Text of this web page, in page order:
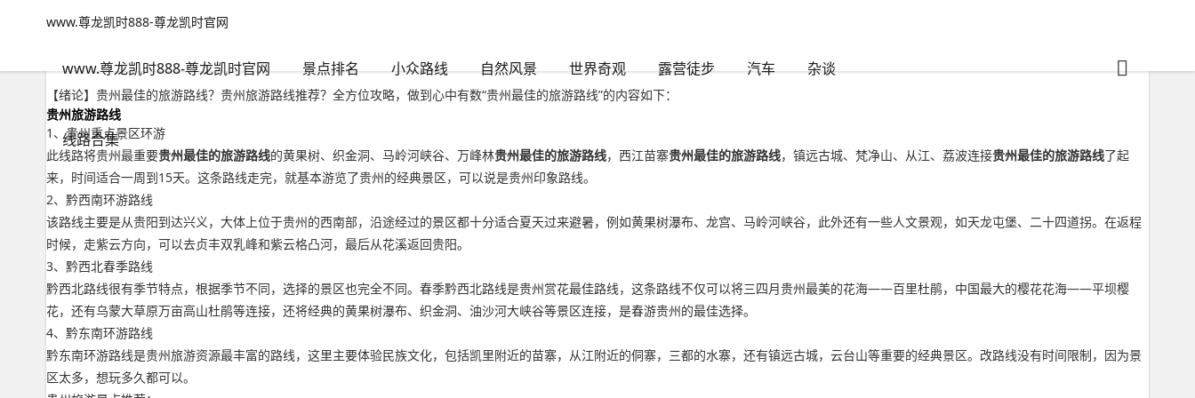
www.尊龙凯时888-尊龙凯时官网
www.尊龙凯时888-尊龙凯时官网 景点排名 小众路线 自然风景 世界奇观 露营徒步 汽车 杂谈
线路合集
www.尊龙凯时888-尊龙凯时官网
贵州最佳的旅游路线？贵州旅游路线推荐-www.尊龙凯时888
【绪论】贵州最佳的旅游路线？贵州旅游路线推荐？全方位攻略，做到心中有数“贵州最佳的旅游路线”的内容如下：
贵州旅游路线
1、贵州重点景区环游
此线路将贵州最重要贵州最佳的旅游路线的黄果树、织金洞、马岭河峡谷、万峰林贵州最佳的旅游路线，西江苗寨贵州最佳的旅游路线，镇远古城、梵净山、从江、荔波连接贵州最佳的旅游路线了起
来，时间适合一周到15天。这条路线走完，就基本游览了贵州的经典景区，可以说是贵州印象路线。
2、黔西南环游路线
该路线主要是从贵阳到达兴义，大体上位于贵州的西南部，沿途经过的景区都十分适合夏天过来避暑，例如黄果树瀑布、龙宫、马岭河峡谷，此外还有一些人文景观，如天龙屯堡、二十四道拐。在返程
时候，走紫云方向，可以去贞丰双乳峰和紫云格凸河，最后从花溪返回贵阳。
3、黔西北春季路线
黔西北路线很有季节特点，根据季节不同，选择的景区也完全不同。春季黔西北路线是贵州赏花最佳路线，这条路线不仅可以将三四月贵州最美的花海——百里杜鹃，中国最大的樱花花海——平坝樱
花，还有乌蒙大草原万亩高山杜鹃等连接，还将经典的黄果树瀑布、织金洞、油沙河大峡谷等景区连接，是春游贵州的最佳选择。
4、黔东南环游路线
黔东南环游路线是贵州旅游资源最丰富的路线，这里主要体验民族文化，包括凯里附近的苗寨，从江附近的侗寨，三都的水寨，还有镇远古城，云台山等重要的经典景区。改路线没有时间限制，因为景
区太多，想玩多久都可以。